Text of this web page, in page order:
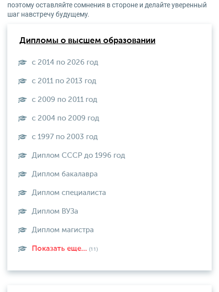
поэтому оставляйте сомнения в стороне и делайте уверенный
шаг навстречу будущему.
Дипломы о высшем образовании
с 2014 по 2026 год
с 2011 по 2013 год
с 2009 по 2011 год
с 2004 по 2009 год
с 1997 по 2003 год
Диплом СССР до 1996 год
Диплом бакалавра
Диплом специалиста
Диплом ВУЗа
Диплом магистра
Показать еще... (11)